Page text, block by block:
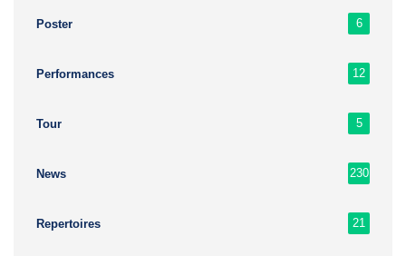
Poster 6
Performances 12
Tour 5
News 230
Repertoires 21